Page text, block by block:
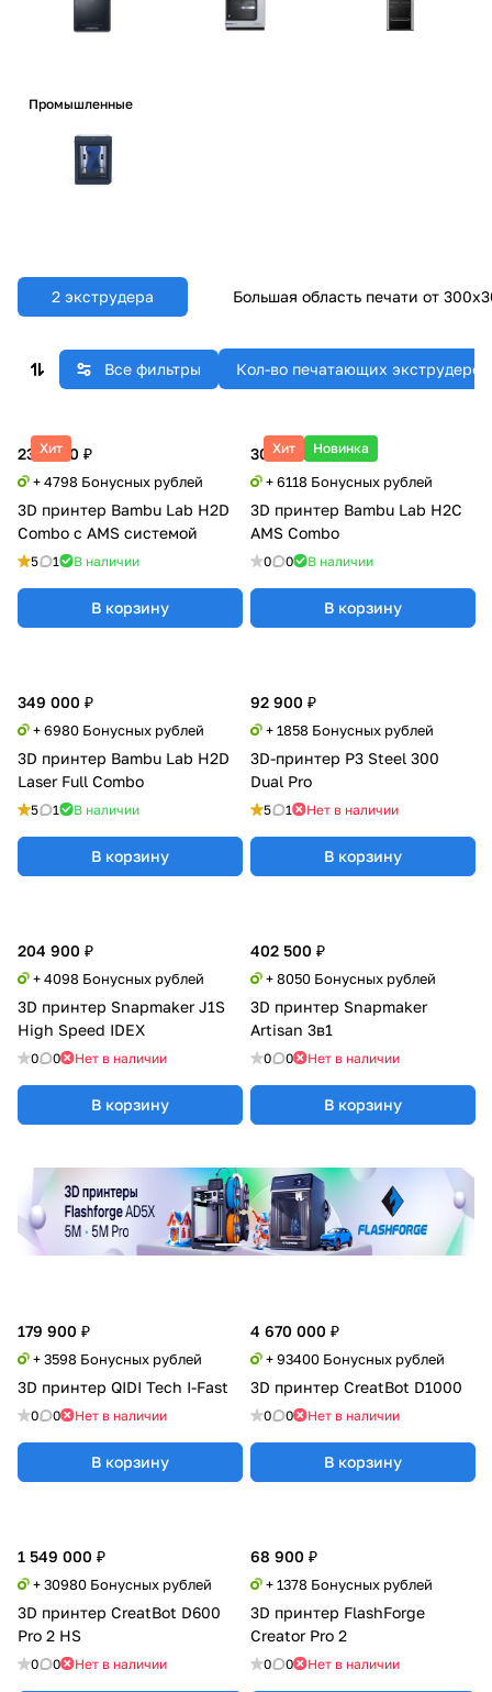
Промышленные
2 экструдера Большая область печати от
Все фильтры Кол-во печатающих
Хит
239 900 ₽
+ 4798 Бонусных рублей
3D принтер Bambu Lab H2D
Combo с AMS системой
5 1 В наличии
В корзину
Хит Новинка
305 900 ₽
+ 6118 Бонусных рублей
3D принтер Bambu Lab H2C
AMS Combo
0 0 В наличии
В корзину
349 000 ₽
+ 6980 Бонусных рублей
3D принтер Bambu Lab H2D
Laser Full Combo
5 1 В наличии
В корзину
92 900 ₽
+ 1858 Бонусных рублей
3D-принтер P3 Steel 300
Dual Pro
5 1 Нет в наличии
В корзину
204 900 ₽
+ 4098 Бонусных рублей
3D принтер Snapmaker J1S
High Speed IDEX
0 0 Нет в наличии
В корзину
402 500 ₽
+ 8050 Бонусных рублей
3D принтер Snapmaker
Artisan 3в1
0 0 Нет в наличии
В корзину
179 900 ₽
+ 3598 Бонусных рублей
3D принтер QIDI Tech I-Fast
0 0 Нет в наличии
В корзину
4 670 000 ₽
+ 93400 Бонусных рублей
3D принтер CreatBot D1000
0 0 Нет в наличии
В корзину
1 549 000 ₽
+ 30980 Бонусных рублей
3D принтер CreatBot D600
Pro 2 HS
0 0 Нет в наличии
68 900 ₽
+ 1378 Бонусных рублей
3D принтер FlashForge
Creator Pro 2
0 0 Нет в наличии